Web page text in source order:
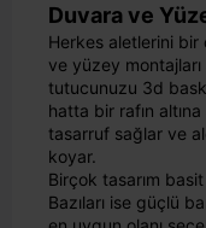
Duvara ve
Herkes aletlerini
ve yüzey
tutucunuzu 3d
hatta bir rafın
tasarruf sağlar ve
koyar.
Birçok tasarım
Bazıları ise güçlü